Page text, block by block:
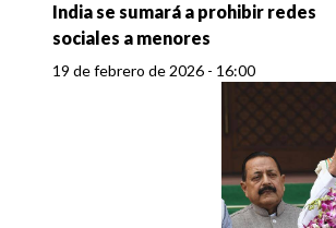
India se sumará a prohibir redes
sociales a menores
19 de febrero de 2026 - 16:00